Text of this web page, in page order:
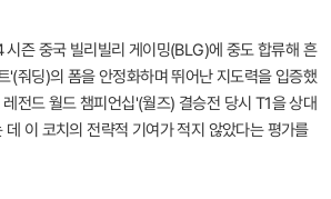
즌 중국 빌리빌리 게이밍(BLG)에 중도 합류해 흔
'(줘딩)의 폼을 안정화하며 뛰어난 지도력을 입증했
전드 월드 챔피언십'(월즈) 결승전 당시 T1을 상대
이 코치의 전략적 기여가 적지 않았다는 평가를